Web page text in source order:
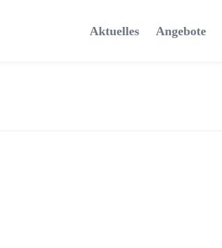
Aktuelles Angebote